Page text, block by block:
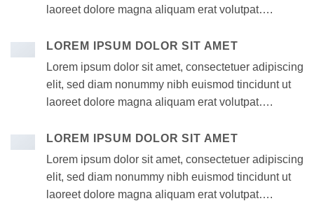
laoreet dolore magna aliquam erat volutpat….
LOREM IPSUM DOLOR SIT AMET
Lorem ipsum dolor sit amet, consectetuer adipiscing
elit, sed diam nonummy nibh euismod tincidunt ut
laoreet dolore magna aliquam erat volutpat….
LOREM IPSUM DOLOR SIT AMET
Lorem ipsum dolor sit amet, consectetuer adipiscing
elit, sed diam nonummy nibh euismod tincidunt ut
laoreet dolore magna aliquam erat volutpat….